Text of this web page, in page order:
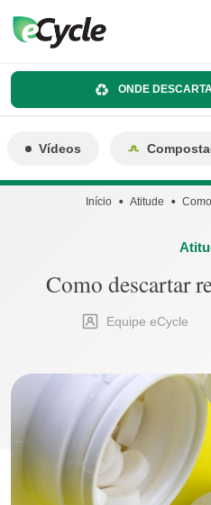
ONDE
Vídeos
Início Atitude
Como descartar
Equipe eCycle